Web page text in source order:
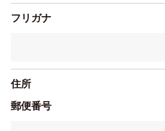
フリガナ
住所
郵便番号